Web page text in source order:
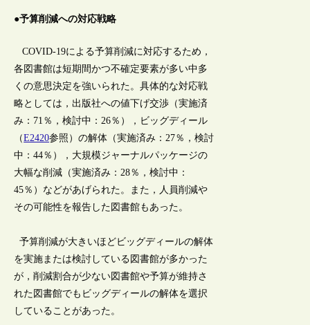
●予算削減への対応戦略
COVID-19による予算削減に対応するため，
各図書館は短期間かつ不確定要素が多い中多
くの意思決定を強いられた。具体的な対応戦
略としては，出版社への値下げ交渉（実施済
み：71％，検討中：26％），ビッグディール
（E2420参照）の解体（実施済み：27％，検討
中：44％），大規模ジャーナルパッケージの
大幅な削減（実施済み：28％，検討中：
45％）などがあげられた。また，人員削減や
その可能性を報告した図書館もあった。
予算削減が大きいほどビッグディールの解体
を実施または検討している図書館が多かった
が，削減割合が少ない図書館や予算が維持さ
れた図書館でもビッグディールの解体を選択
していることがあった。